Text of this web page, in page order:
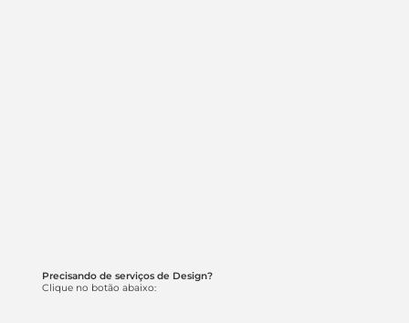
Precisando de serviços de Design?
Clique no botão abaixo: